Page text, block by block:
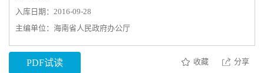
入库日期：2016-09-28
主编单位：海南省人民政府办公厅
PDF试读 收藏 分享